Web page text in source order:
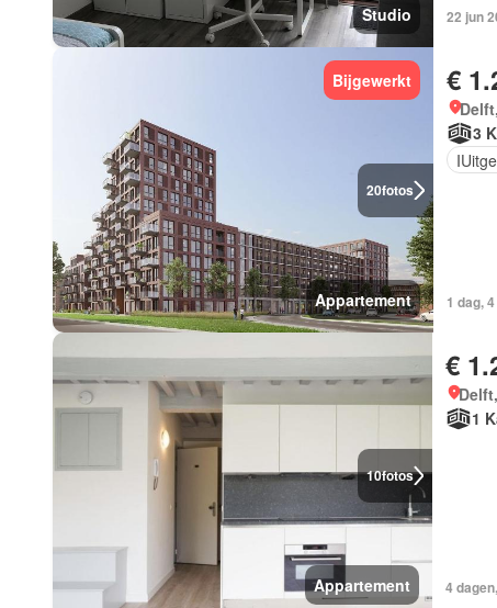
Studio 22 jun
20fotos
Bijgewerkt
Appartement
€
3
1 dag,
10fotos
Appartement
€
1
4